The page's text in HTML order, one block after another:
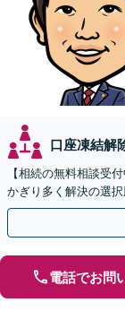
口座凍結解
【相続の無料相談受
かぎり多く解決の選
電話でお問